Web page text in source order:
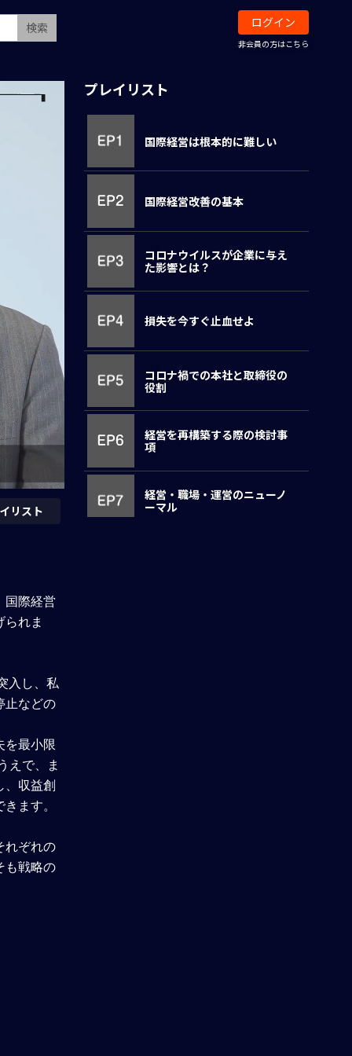
検索 ログイン
非会員の方はこちら
リスト
国際経営
れま
入し、私
止などの
を最小限
えで、ま
、収益創
ます。
れぞれの
も戦略の
プレイリスト
国際経営は根本的に難しい
国際経営改善の基本
コロナウイルスが企業に与え
た影響とは？
損失を今すぐ止血せよ
コロナ禍での本社と取締役の
役割
経営を再構築する際の検討事
項
経営・職場・運営のニューノ
ーマル